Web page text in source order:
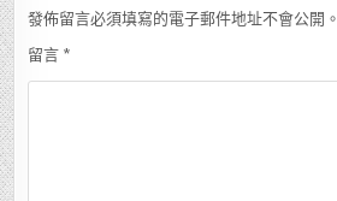
發佈留言必須填寫的電子郵件地址不會公開。
留言 *